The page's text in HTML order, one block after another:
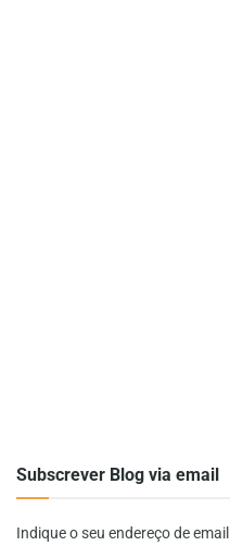
Subscrever Blog via email
Indique o seu endereço de